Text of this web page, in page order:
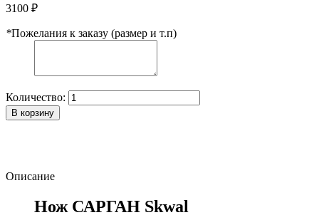
3100 ₽
*Пожелания к заказу (размер и т.п)
Количество:
В корзину
Описание
Нож САРГАН Skwal